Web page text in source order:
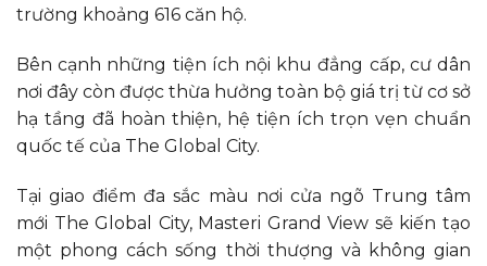
trường khoảng 616 căn hộ.
Bên cạnh những tiện ích nội khu đẳng cấp, cư dân
nơi đây còn được thừa hưởng toàn bộ giá trị từ cơ sở
hạ tầng đã hoàn thiện, hệ tiện ích trọn vẹn chuẩn
quốc tế của The Global City.
Tại giao điểm đa sắc màu nơi cửa ngõ Trung tâm
mới The Global City, Masteri Grand View sẽ kiến tạo
một phong cách sống thời thượng và không gian